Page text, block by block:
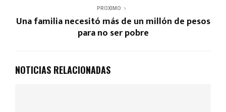
PROXIMO
Una familia necesitó más de un millón de pesos
para no ser pobre
NOTICIAS RELACIONADAS